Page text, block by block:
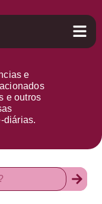
e
e outros
diárias.